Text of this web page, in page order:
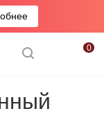
0